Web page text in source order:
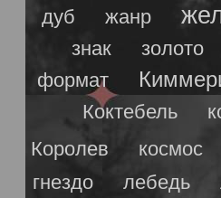
дуб
жанр
знак
золото
формат
Коктебель
Королев
космос
гнездо
лебедь